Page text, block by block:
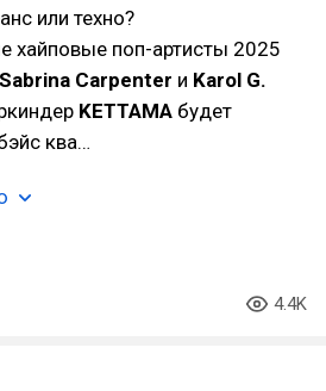
или техно?
хайповые поп-артисты 2025
Sabrina Carpenter и Karol G.
KETTAMA будет
ква…
4.4K